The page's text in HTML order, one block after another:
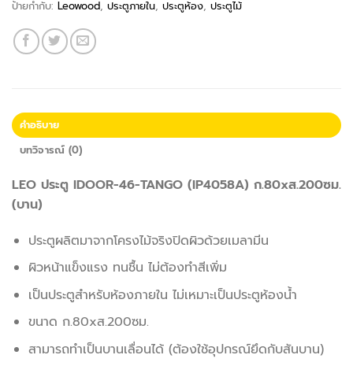
ป้ายกำกับ: Leowood, ประตูภายใน, ประตูห้อง, ประตูไม้
คำอธิบาย
บทวิจารณ์ (0)
LEO ประตู IDOOR-46-TANGO (IP4058A) ก.80xส.200ซม.
(บาน)
ประตูผลิตมาจากโครงไม้จริงปิดผิวด้วยเมลามีน
ผิวหน้าแข็งแรง ทนชื้น ไม่ต้องทำสีเพิ่ม
เป็นประตูสำหรับห้องภายใน ไม่เหมาะเป็นประตูห้องน้ำ
ขนาด ก.80xส.200ซม.
สามารถทำเป็นบานเลื่อนได้ (ต้องใช้อุปกรณ์ยึดกับสันบาน)